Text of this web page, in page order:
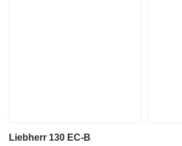
Liebherr 130 EC-B